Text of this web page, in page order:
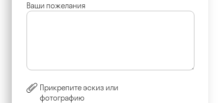
Ваши пожелания
Прикрепите эскиз или
фотографию